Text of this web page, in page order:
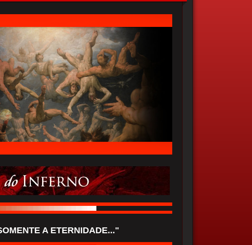
A ETERNIDADE..."